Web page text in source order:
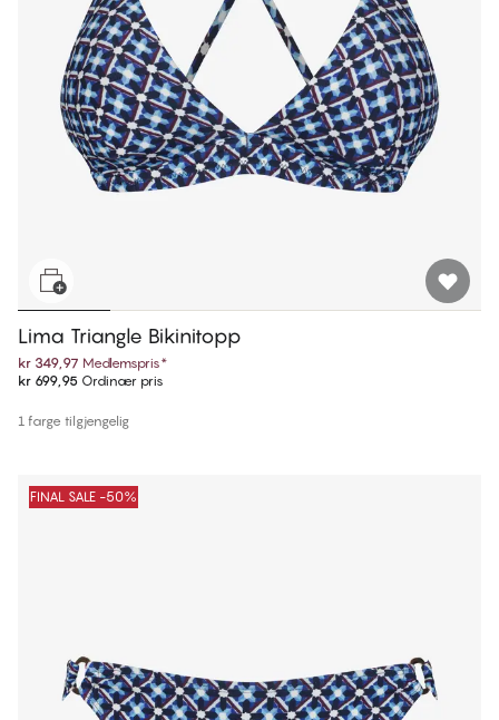
Lima Triangle Bikinitopp
kr 349,97 Medlemspris*
kr 699,95 Ordinær pris
1 farge tilgjengelig
FINAL SALE -50%